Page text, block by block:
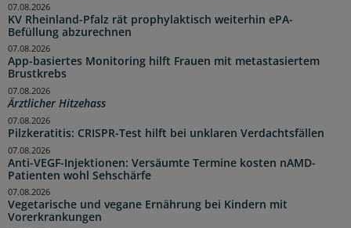
KV Rheinland-Pfalz rät prophylaktisch weiterhin ePA-
Befüllung abzurechnen
07.08.2026
App-basiertes Monitoring hilft Frauen mit metastasiertem
Brustkrebs
07.08.2026
Ärztlicher Hitzehass
07.08.2026
Pilzkeratitis: CRISPR-Test hilft bei unklaren Verdachtsfällen
07.08.2026
Anti-VEGF-Injektionen: Versäumte Termine kosten nAMD-
Patienten wohl Sehschärfe
07.08.2026
Vegetarische und vegane Ernährung bei Kindern mit
Vorerkrankungen
07.08.2026